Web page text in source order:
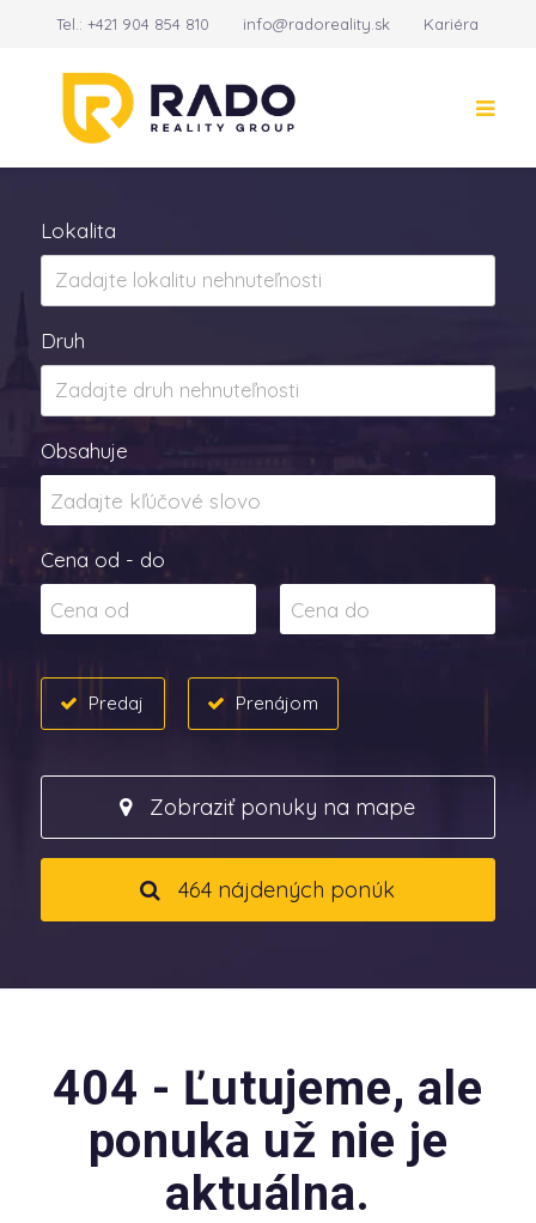
Tel.:+421 904 854 810 info@radoreality.sk Kariéra
Lokalita
Druh
Obsahuje
Cena od - do
Predaj Prenájom
Zobraziť ponuky na mape
464 nájdených ponúk
404 - Ľutujeme, ale
ponuka už nie je
aktuálna.